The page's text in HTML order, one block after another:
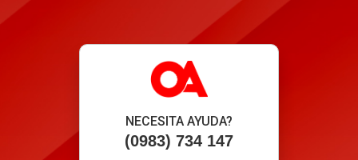
NECESITA AYUDA?
(0983) 734 147